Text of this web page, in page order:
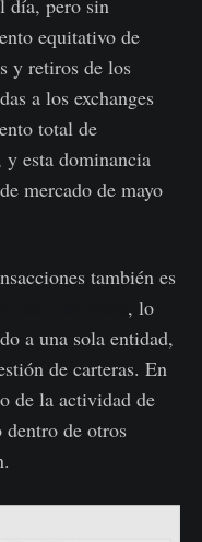
día, pero sin
equitativo de
y retiros de los
a los exchanges
total de
y esta dominancia
mercado de mayo
también es
, lo
a una sola entidad,
de carteras. En
de la actividad de
dentro de otros